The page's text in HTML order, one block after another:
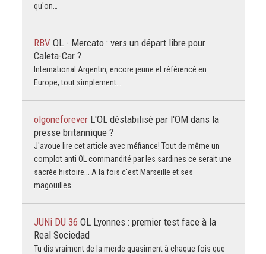
qu'on…
RBV OL - Mercato : vers un départ libre pour
Caleta-Car ?
International Argentin, encore jeune et référencé en
Europe, tout simplement…
olgoneforever L'OL déstabilisé par l'OM dans la
presse britannique ?
J'avoue lire cet article avec méfiance! Tout de même un
complot anti OL commandité par les sardines ce serait une
sacrée histoire... A la fois c'est Marseille et ses
magouilles…
JUNi DU 36 OL Lyonnes : premier test face à la
Real Sociedad
Tu dis vraiment de la merde quasiment à chaque fois que